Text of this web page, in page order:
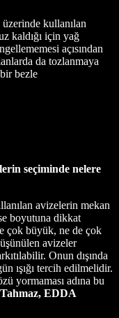
kullanılan
kaldığı için yağ
açısından
da tozlanmaya
bezle
seçiminde nelere
avizelerin mekan
boyutuna dikkat
çok büyük, ne de çok
avizeler
Onun dışında
ışığı tercih edilmelidir.
yormaması adına bu
EDDA